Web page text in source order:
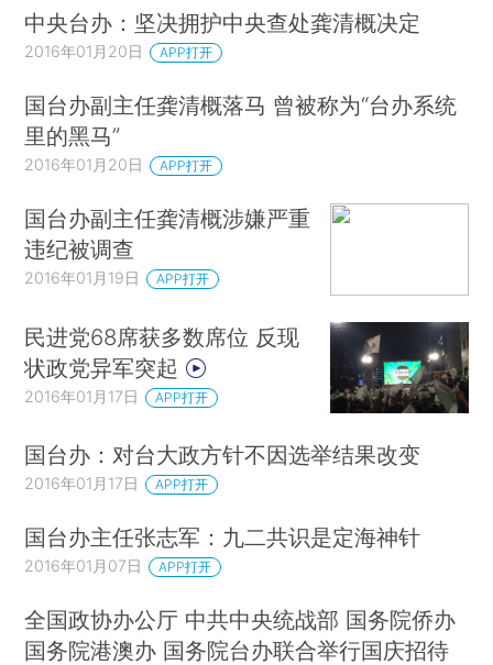
中央台办：坚决拥护中央查处龚清概决定
2016年01月20日 APP打开
国台办副主任龚清概落马 曾被称为“台办系统
里的黑马”
2016年01月20日 APP打开
国台办副主任龚清概涉嫌严重
违纪被调查
2016年01月19日 APP打开
民进党68席获多数席位 反现
状政党异军突起
2016年01月17日 APP打开
国台办：对台大政方针不因选举结果改变
2016年01月17日 APP打开
国台办主任张志军：九二共识是定海神针
2016年01月07日 APP打开
全国政协办公厅 中共中央统战部 国务院侨办
国务院港澳办 国务院台办联合举行国庆招待